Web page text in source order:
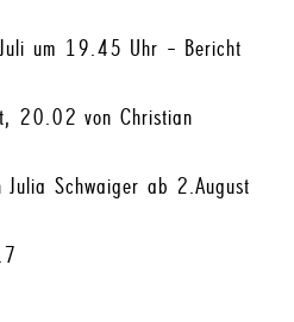
um 19.45 Uhr – Bericht
20.02 von Christian
Julia Schwaiger ab 2.August